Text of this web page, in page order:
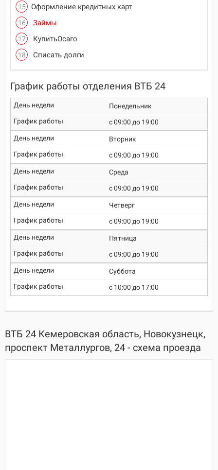
Оформление кредитных карт
Займы
КупитьОсаго
Списать долги
График работы отделения ВТБ 24
Понедельник
c 09:00 до 19:00
Вторник
c 09:00 до 19:00
Среда
c 09:00 до 19:00
Четверг
c 09:00 до 19:00
Пятница
c 09:00 до 19:00
Суббота
c 10:00 до 17:00
ВТБ 24 Кемеровская область, Новокузнецк,
проспект Металлургов, 24 - схема проезда